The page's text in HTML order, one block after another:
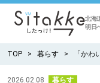
北海
明日
TOP 暮らす 「か
2026.02.08 暮らす